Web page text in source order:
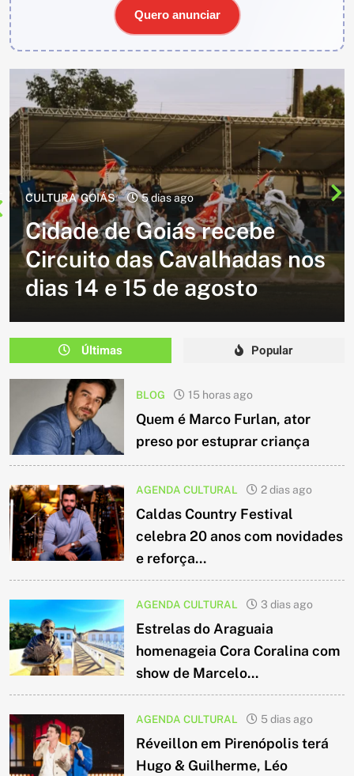
Quero anunciar
CULTURA 1 semana ago
Cavalgada do Batom está
volta e promete reunir
milhares de participantes
em Caldazinha
Últimas Popular
BLOG 15 horas ago
Quem é Marco Furlan, ator
preso por estuprar criança
AGENDA CULTURAL 2 dias ago
Caldas Country Festival
celebra 20 anos com novidades
e reforça...
AGENDA CULTURAL 3 dias ago
Estrelas do Araguaia
homenageia Cora Coralina com
show de Marcelo...
AGENDA CULTURAL 5 dias ago
Réveillon em Pirenópolis terá
Hugo & Guilherme, Léo